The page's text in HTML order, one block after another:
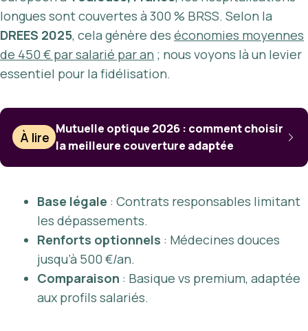
longues sont couvertes à 300 % BRSS. Selon la
DREES 2025, cela génère des économies moyennes
de 450 € par salarié par an ; nous voyons là un levier
essentiel pour la fidélisation.
À lire
Mutuelle optique 2026 : comment choisir
la meilleure couverture adaptée
Base légale : Contrats responsables limitant
les dépassements.
Renforts optionnels : Médecines douces
jusqu’à 500 €/an.
Comparaison : Basique vs premium, adaptée
aux profils salariés.